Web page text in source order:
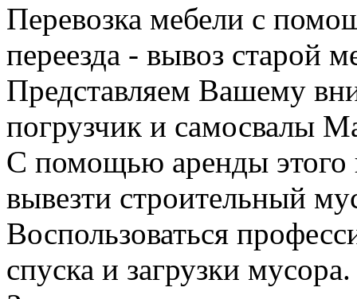
Перевозка мебели с
переезда - вывоз старой
Представляем Вашему
погрузчик и самосвалы
С помощью аренды этого
вывезти строительный
Воспользоваться
спуска и загрузки мусора.